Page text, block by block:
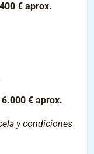
€ aprox.
6.000 € aprox.
y condiciones